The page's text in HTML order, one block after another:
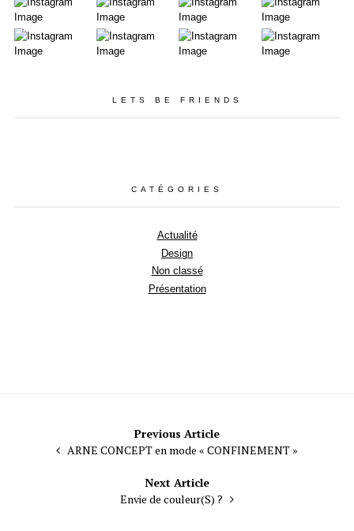
LETS BE FRIENDS
CATÉGORIES
Actualité
Design
Non classé
Présentation
Previous Article
ARNE CONCEPT en mode « CONFINEMENT »
Next Article
Envie de couleur(S) ?